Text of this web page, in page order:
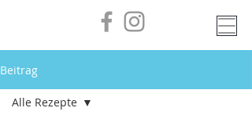
Beitrag
Alle Rezepte